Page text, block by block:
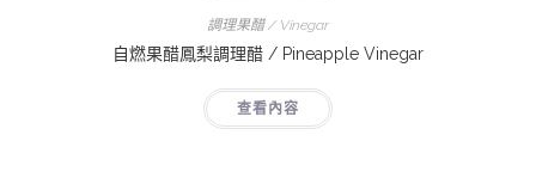
調理果醋 / Vinegar
自燃果醋鳳梨調理醋 / Pineapple Vinegar
查看內容